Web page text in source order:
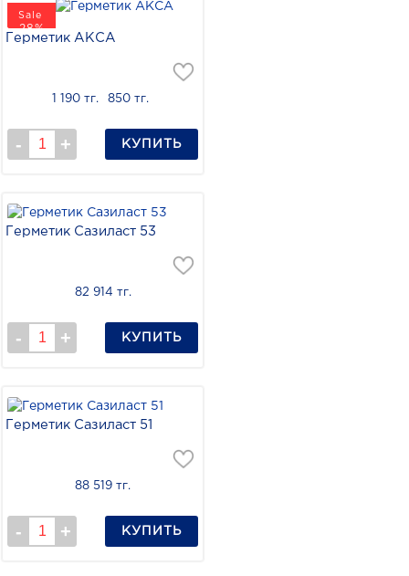
- 28%
Sale
Герметик АКСА
1 190 тг. 850 тг.
КУПИТЬ
Герметик Сазиласт 53
82 914 тг.
КУПИТЬ
Герметик Сазиласт 51
88 519 тг.
КУПИТЬ